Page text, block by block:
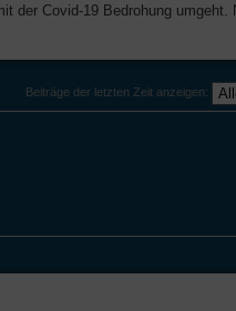
der Covid-19 Bedrohung
Beiträge der letzten Zeit anzeigen: